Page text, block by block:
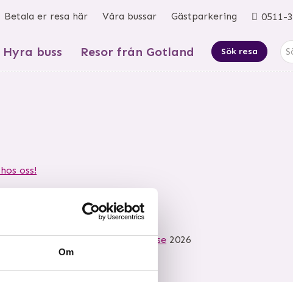
Om
Betala er resa här Våra bussar Gästparkering 0511-
Hyra buss Resor från Gotland Sök resa
oss!
2320 ©info@mkbussresor.se 2026